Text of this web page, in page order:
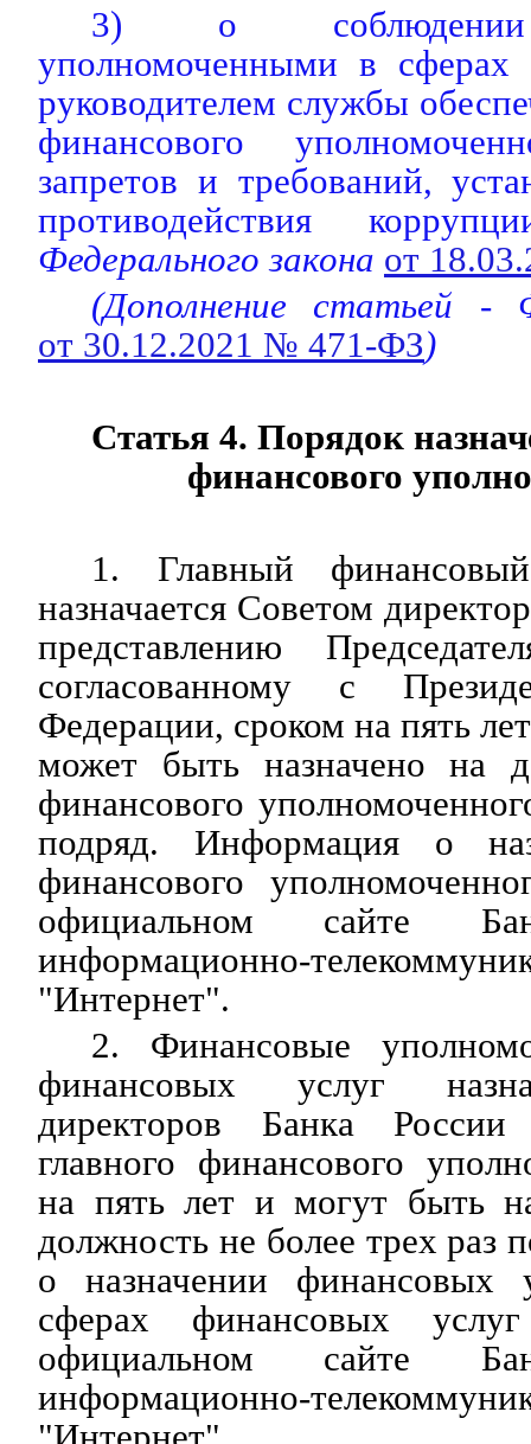
3) о соблюдении
уполномоченными в сферах
руководителем службы
финансового
запретов и требований,
противодействия
Федерального закона от
(Дополнение статьей -
от 30.12.2021 № 471-ФЗ)
Статья 4. Порядок
финансового
1. Главный
назначается Советом
представлению
согласованному с
Федерации, сроком на пять
может быть назначено на
финансового
подряд. Информация о
финансового
официальном сайте
информационно-
"Интернет".
2. Финансовые
финансовых услуг
директоров Банка
главного финансового
на пять лет и могут быть
должность не более трех раз
о назначении финансовых
сферах финансовых
официальном сайте
информационно-